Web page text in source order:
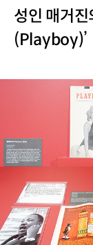
성인 매거진
(Playboy)’